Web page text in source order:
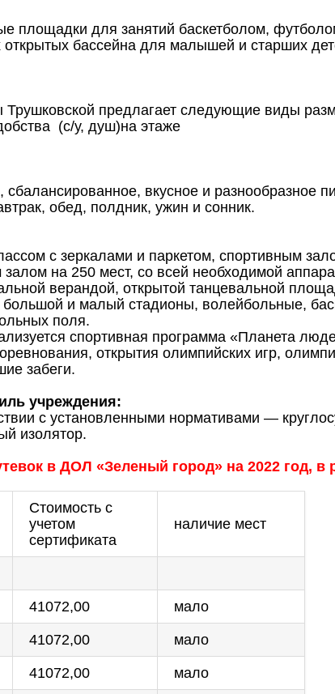
площадки для занятий баскетболом,
бассейна для малышей и старших
предлагает следующие виды
(с/у, душ)на этаже
сбалансированное, вкусное и разнообразное
обед, полдник, ужин и сонник.
с зеркалами и паркетом, спортивным
на 250 мест, со всей необходимой
верандой, открытой танцевальной
и малый стадионы, волейбольные,
поля.
спортивная программа «Планета
открытия олимпийских игр,
забеги.
учреждения:
с установленными нормативами —
изолятор.
в ДОЛ «Зеленый город» на 2022 год, в
Стоимость с
учетом
сертификата
наличие мест
41072,00 мало
41072,00 мало
41072,00 мало